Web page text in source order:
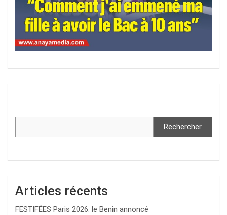
Rechercher
Articles récents
FESTIFÉES Paris 2026: le Benin annoncé